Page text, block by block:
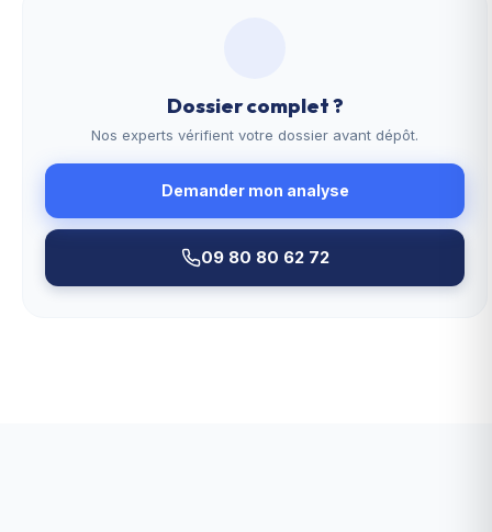
Dossier complet ?
Nos experts vérifient votre dossier avant dépôt.
Demander mon analyse
09 80 80 62 72